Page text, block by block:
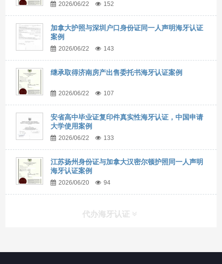
2026/06/22 152
加拿大护照与深圳户口身份证同一人声明海牙认证
案例
2026/06/22 143
继承取得济南房产出售委托书海牙认证案例
2026/06/22 107
安省高中毕业证复印件真实性海牙认证，中国申请
大学使用案例
2026/06/22 133
江苏扬州身份证与加拿大汉密尔顿护照同一人声明
海牙认证案例
2026/06/20 94
代办海牙认证